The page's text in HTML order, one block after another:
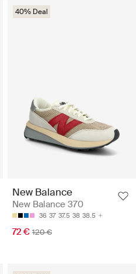
40% Deal
New Balance
New Balance 370
36 37 37.5 38 38.5
72 € 120 €